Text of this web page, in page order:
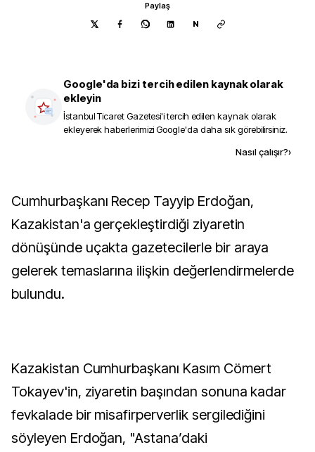
Paylaş
N
Google'da bizi tercih edilen kaynak olarak
ekleyin
İstanbul Ticaret Gazetesi'i tercih edilen kaynak olarak
ekleyerek haberlerimizi Google'da daha sık görebilirsiniz.
Nasıl çalışır?›
Cumhurbaşkanı Recep Tayyip Erdoğan,
Kazakistan'a gerçekleştirdiği ziyaretin
dönüşünde uçakta gazetecilerle bir araya
gelerek temaslarına ilişkin değerlendirmelerde
bulundu.
Kazakistan Cumhurbaşkanı Kasım Cömert
Tokayev'in, ziyaretin başından sonuna kadar
fevkalade bir misafirperverlik sergilediğini
söyleyen Erdoğan, "Astana’daki